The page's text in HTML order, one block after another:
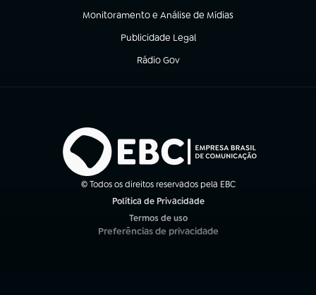
Monitoramento e Análise de Mídias
(abre em nova aba)
Publicidade Legal
(abre em nova aba)
Rádio Gov
(abre em nova aba)
© Todos os direitos reservados pela EBC
Política de Privacidade
Termos de uso
(abre em nova aba)
Preferências de privacidade